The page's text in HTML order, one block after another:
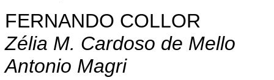
FERNANDO COLLOR
Zélia M. Cardoso de Mello
Antonio Magri